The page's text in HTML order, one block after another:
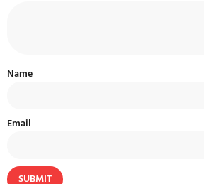
Name
Email